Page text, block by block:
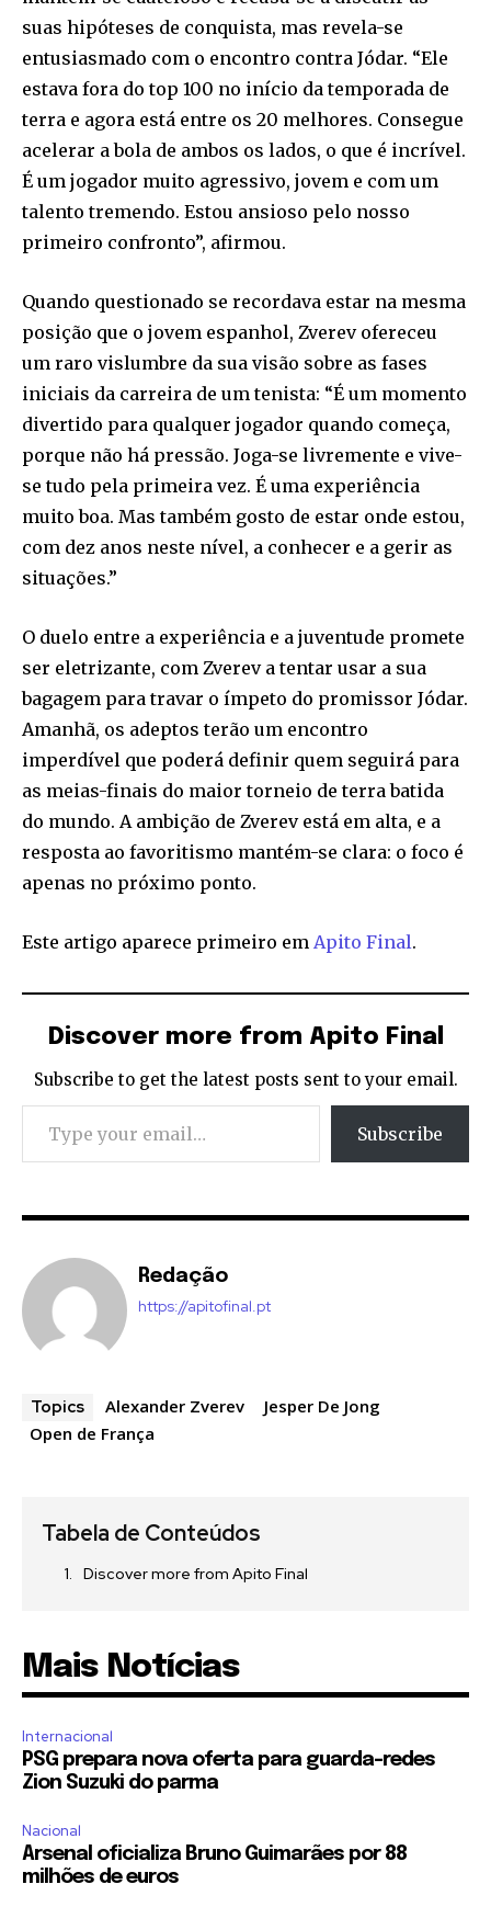
suas hipóteses de conquista, mas revela-se
entusiasmado com o encontro contra Jódar. “Ele
estava fora do top 100 no início da temporada de
terra e agora está entre os 20 melhores. Consegue
acelerar a bola de ambos os lados, o que é incrível.
É um jogador muito agressivo, jovem e com um
talento tremendo. Estou ansioso pelo nosso
primeiro confronto”, afirmou.
Quando questionado se recordava estar na mesma
posição que o jovem espanhol, Zverev ofereceu
um raro vislumbre da sua visão sobre as fases
iniciais da carreira de um tenista: “É um momento
divertido para qualquer jogador quando começa,
porque não há pressão. Joga-se livremente e vive-
se tudo pela primeira vez. É uma experiência
muito boa. Mas também gosto de estar onde estou,
com dez anos neste nível, a conhecer e a gerir as
situações.”
O duelo entre a experiência e a juventude promete
ser eletrizante, com Zverev a tentar usar a sua
bagagem para travar o ímpeto do promissor Jódar.
Amanhã, os adeptos terão um encontro
imperdível que poderá definir quem seguirá para
as meias-finais do maior torneio de terra batida
do mundo. A ambição de Zverev está em alta, e a
resposta ao favoritismo mantém-se clara: o foco é
apenas no próximo ponto.
Este artigo aparece primeiro em Apito Final.
Discover more from Apito Final
Subscribe to get the latest posts sent to your email.
Type your email…
Subscribe
Redação
https://apitofinal.pt
Topics Alexander Zverev
Jesper De Jong
Open de França
Tabela de Conteúdos
Discover more from Apito Final
Mais Notícias
Internacional
PSG prepara nova oferta para guarda-redes
Zion Suzuki do parma
Nacional
Arsenal oficializa Bruno Guimarães por 88
milhões de euros